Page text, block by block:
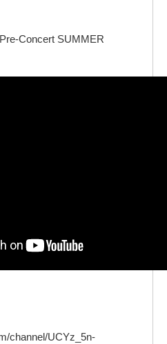
Concert SUMMER
channel/UCYz_5n-